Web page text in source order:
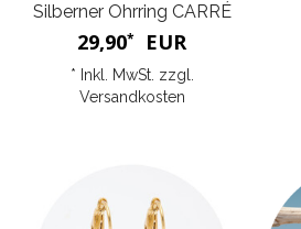
Silberner Ohrring CARRÉ
29,90* EUR
* Inkl. MwSt. zzgl.
Versandkosten